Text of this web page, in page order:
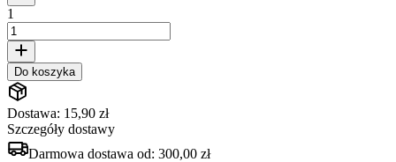
1
Do koszyka
Dostawa: 15,90 zł
Szczegóły dostawy
Darmowa dostawa od: 300,00 zł